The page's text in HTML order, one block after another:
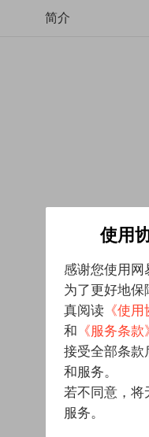
简介
使用
感谢您使用网
为了更好地保
真阅读 《使用
和 《服务条款
接受全部条款
和服务。
若不同意，将
服务。